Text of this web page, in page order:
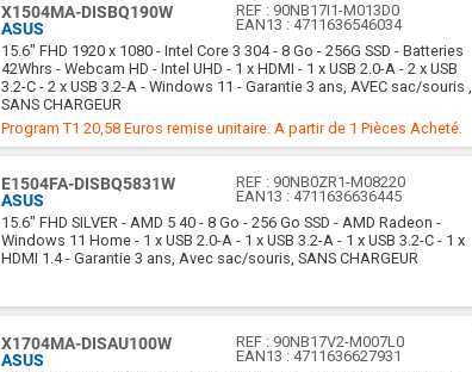
X1504MA-DISBQ190W
ASUS
REF : 90NB17I1-M013D0
EAN13 : 4711636546034
15.6" FHD 1920 x 1080 - Intel Core 3 304 - 8 Go - 256G SSD - Batteries
42Whrs - Webcam HD - Intel UHD - 1 x HDMI - 1 x USB 2.0-A - 2 x USB
3.2-C - 2 x USB 3.2-A - Windows 11 - Garantie 3 ans, AVEC sac/souris ,
SANS CHARGEUR
Program T1 20,58 Euros remise unitaire. A partir de 1 Pièces Acheté.
E1504FA-DISBQ5831W
ASUS
REF : 90NB0ZR1-M08220
EAN13 : 4711636636445
15.6" FHD SILVER - AMD 5 40 - 8 Go - 256 Go SSD - AMD Radeon -
Windows 11 Home - 1 x USB 2.0-A - 1 x USB 3.2-A - 1 x USB 3.2-C - 1 x
HDMI 1.4 - Garantie 3 ans, Avec sac/souris, SANS CHARGEUR
X1704MA-DISAU100W
ASUS
REF : 90NB17V2-M007L0
EAN13 : 4711636627931